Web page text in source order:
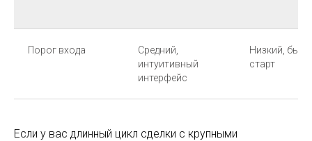
Порог входа
Средний,
интуитивный
интерфейс
Низкий,
старт
Если у вас длинный цикл сделки с крупными